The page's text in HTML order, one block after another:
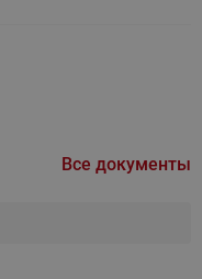
Все документы